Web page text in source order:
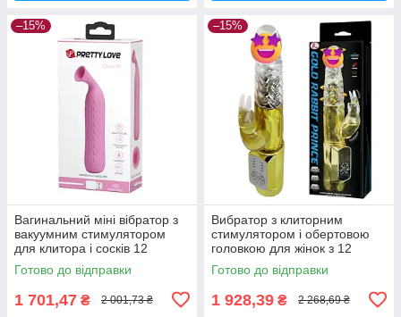
–15%
Вагинальний міні вібратор з
вакуумним стимулятором
для клитора і сосків 12
режимів силіконовий для
жінок
Готово до відправки
1 701,47 ₴ 2 001,73 ₴
–15%
Вибратор з клиторним
стимулятором і обертовою
головкою для жінок з 12
функціями вібрації і ротації
Готово до відправки
1 928,39 ₴ 2 268,69 ₴